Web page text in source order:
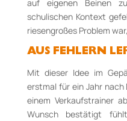
auf eigenen Beinen
schulischen Kontext
riesengroßes Problem
AUS FEHLERN
Mit dieser Idee im
erstmal für ein Jahr nach
einem Verkaufstrainer
Wunsch bestätigt